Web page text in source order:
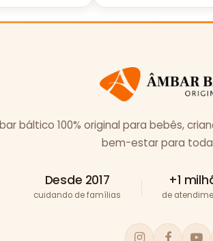
báltico 100% original para bebês,
bem-estar para
Desde 2017
cuidando de famílias
+1
de